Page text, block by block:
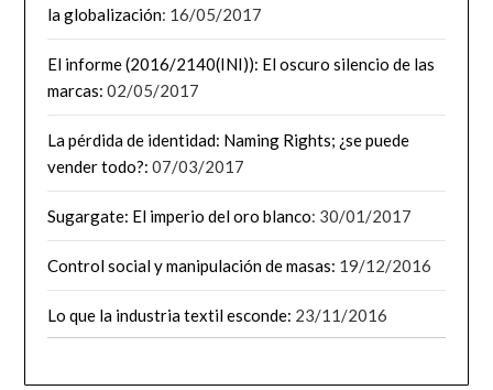
la globalización: 16/05/2017
El informe (2016/2140(INI)): El oscuro silencio de las
marcas: 02/05/2017
La pérdida de identidad: Naming Rights; ¿se puede
vender todo?: 07/03/2017
Sugargate: El imperio del oro blanco: 30/01/2017
Control social y manipulación de masas: 19/12/2016
Lo que la industria textil esconde: 23/11/2016